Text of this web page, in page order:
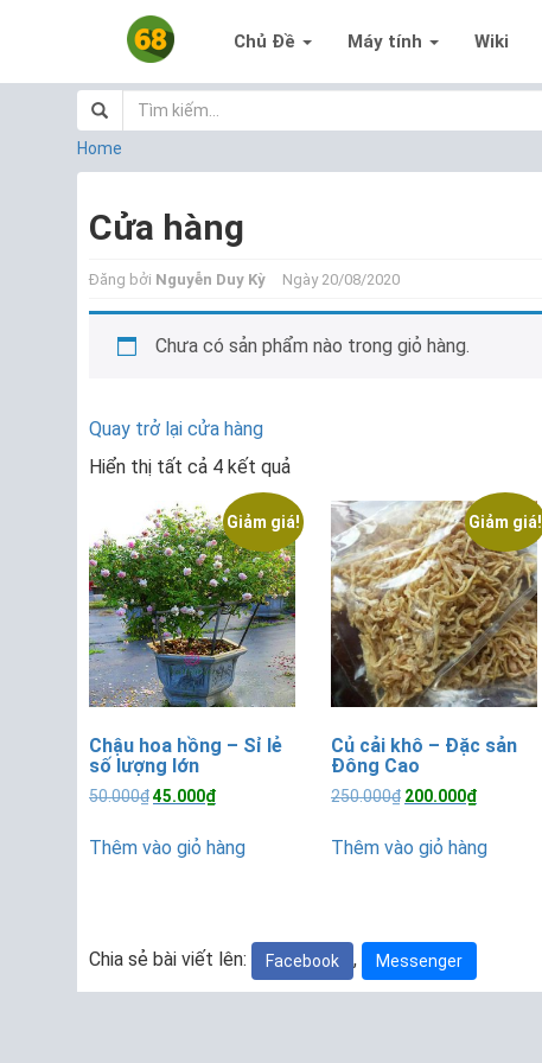
Chủ Đề Máy tính Wiki
Home
Cửa hàng
Đăng bởi Nguyễn Duy Kỳ Ngày 20/08/2020
Chưa có sản phẩm nào trong giỏ hàng.
Quay trở lại cửa hàng
Hiển thị tất cả 4 kết quả
Giảm giá!
Chậu hoa hồng – Sỉ lẻ
số lượng lớn
50.000₫Giá
là:
50.000₫.
45.000₫Giá
tại
Thêm vào giỏ hàng
Giảm giá!
Củ cải khô – Đặc sản
Đông Cao
250.000₫ Giá
là:
250.000₫.
200.000₫Giá
tại
là:
Thêm vào giỏ hàng
Chia sẻ bài viết lên: Facebook , Messenger